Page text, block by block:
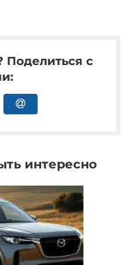
Поделиться с
интересно